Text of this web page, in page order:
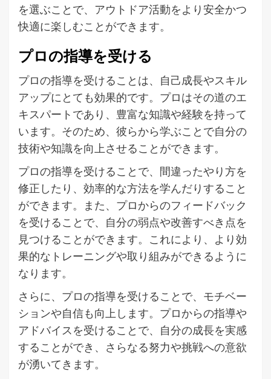
を選ぶことで、アウトドア活動をより安全かつ
快適に楽しむことができます。
プロの指導を受ける
プロの指導を受けることは、自己成長やスキル
アップにとても効果的です。プロはその道のエ
キスパートであり、豊富な知識や経験を持って
います。そのため、彼らから学ぶことで自分の
技術や知識を向上させることができます。
プロの指導を受けることで、間違ったやり方を
修正したり、効率的な方法を学んだりすること
ができます。また、プロからのフィードバック
を受けることで、自分の弱点や改善すべき点を
見つけることができます。これにより、より効
果的なトレーニングや取り組みができるように
なります。
さらに、プロの指導を受けることで、モチベー
ションや自信も向上します。プロからの指導や
アドバイスを受けることで、自分の成長を実感
することができ、さらなる努力や挑戦への意欲
が湧いてきます。